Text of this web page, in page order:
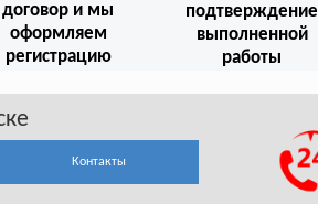
договор и мы
оформляем
регистрацию
подтверждение
выполненной
работы
Контакты